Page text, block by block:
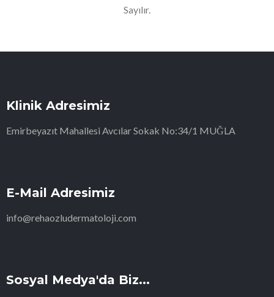
Sayılır.
Klinik Adresimiz
Emirbeyazıt Mahallesi Avcılar Sokak No:34/1 MUĞLA
E-Mail Adresimiz
info@rehaozludermatoloji.com
Sosyal Medya'da Biz...